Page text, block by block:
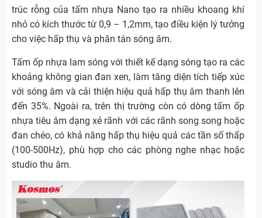
trúc rỗng của tấm nhựa Nano tạo ra nhiều khoang khí
nhỏ có kích thước từ 0,9 – 1,2mm, tạo điều kiện lý tưởng
cho việc hấp thụ và phân tán sóng âm.
Tấm ốp nhựa lam sóng với thiết kế dạng sóng tạo ra các
khoảng không gian đan xen, làm tăng diện tích tiếp xúc
với sóng âm và cải thiện hiệu quả hấp thụ âm thanh lên
đến 35%. Ngoài ra, trên thị trường còn có dòng tấm ốp
nhựa tiêu âm dạng xẻ rãnh với các rãnh song song hoặc
đan chéo, có khả năng hấp thụ hiệu quả các tần số thấp
(100-500Hz), phù hợp cho các phòng nghe nhạc hoặc
studio thu âm.